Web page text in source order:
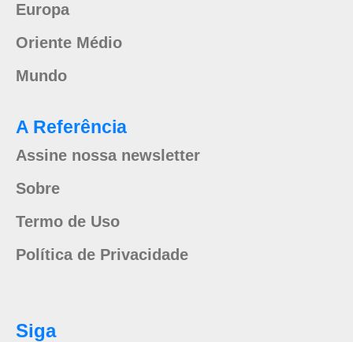
Europa
Oriente Médio
Mundo
A Referência
Assine nossa newsletter
Sobre
Termo de Uso
Política de Privacidade
Siga